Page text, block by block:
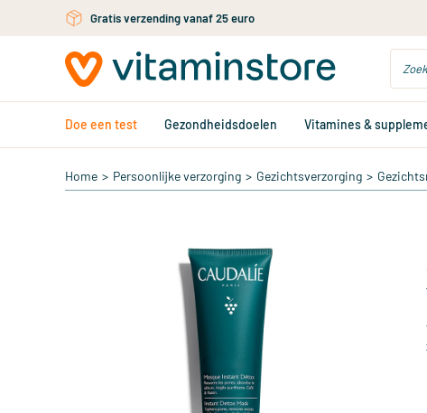
Ga naar de hoofdinhoudGratis verzending vanaf 25 euro
Doe een test Gezondheidsdoelen Vitamines &
Home > Persoonlijke verzorging > Gezichtsverzorging >